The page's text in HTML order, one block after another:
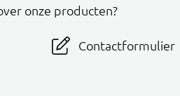
onze producten?
Contactformulier